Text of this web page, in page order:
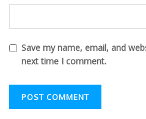
Save my name, email, and
next time I comment.